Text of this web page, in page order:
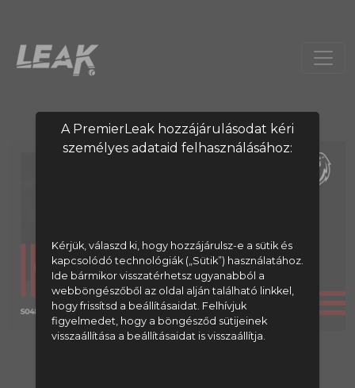
A PremierLeak hozzájárulásodat kéri
személyes adataid felhasználásához:
Kérjük, válaszd ki, hogy hozzájárulsz-e a sütik és
kapcsolódó technológiák („Sütik”) használatához.
Ide bármikor visszatérhetsz ugyanabból a
webböngészőből az oldal alján található linkkel,
hogy frissítsd a beállításaidat. Felhívjuk
figyelmedet, hogy a böngésződ sütijeinek
visszaállítása a beállításaidat is visszaállítja.